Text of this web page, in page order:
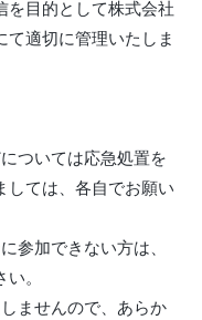
を目的として株式会社
て適切に管理いたしま
ついては応急処置を
しては、各自でお願い
参加できない方は、
。
ませんので、あらか